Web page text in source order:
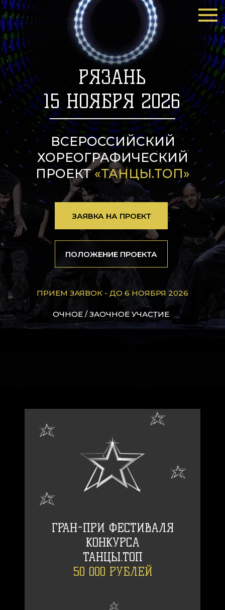
ВСЕРОССИЙСКИЙ
ХОРЕОГРАФИЧЕСКИЙ
ПРОЕКТ«ТАНЦЫ.TOП»
РЯЗАНЬ
15 НОЯБРЯ 2026
ПОЛОЖЕНИЕ ПРОЕКТА
ЗАЯВКА НА ПРОЕКТ
ПРИЕМ ЗАЯВОК - ДО 6 НОЯБРЯ 2026
ОЧНОЕ / ЗАОЧНОЕ УЧАСТИЕ
ГРАН-ПРИ ФЕСТИВАЛЯ
КОНКУРСА
ТАНЦЫ.TOП
50 000 РУБЛЕЙ